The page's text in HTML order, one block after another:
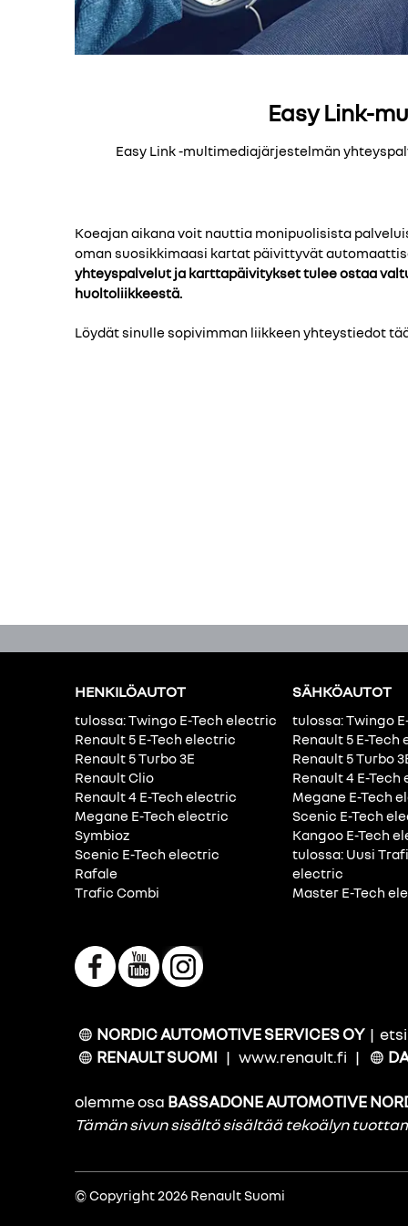
Easy Link-
Easy Link -multimediajärjestelmän
Koeajan aikana voit nauttia monipuolisista
oman suosikkimaasi kartat päivittyvät
yhteyspalvelut ja karttapäivitykset tulee ostaa
huoltoliikkeestä.
Löydät sinulle sopivimman liikkeen yhteystiedot
HENKILÖAUTOT
tulossa: Twingo E-Tech electric
Renault 5 E-Tech electric
Renault 5 Turbo 3E
Renault Clio
Renault 4 E-Tech electric
Megane E-Tech electric
Symbioz
Scenic E-Tech electric
Rafale
Trafic Combi
SÄHKÖAUTOT
tulossa: Twingo
Renault 5 E-
Renault 5 Turbo
Renault 4 E-
Megane E-Tech
Scenic E-Tech
Kangoo E-Tech
tulossa: Uusi
electric
Master E-Tech
NORDIC AUTOMOTIVE SERVICES OY |
RENAULT SUOMI | www.renault.fi |
olemme osa BASSADONE AUTOMOTIVE
Tämän sivun sisältö sisältää tekoälyn
© Copyright 2026 Renault Suomi